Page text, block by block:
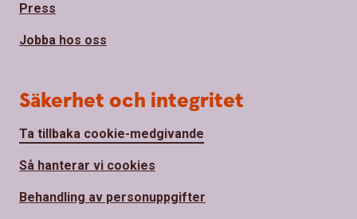
Press
Jobba hos oss
Säkerhet och integritet
Ta tillbaka cookie-medgivande
Så hanterar vi cookies
Behandling av personuppgifter